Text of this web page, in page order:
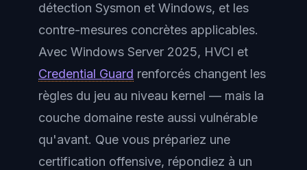
détection Sysmon et Windows, et les
contre-mesures concrètes applicables.
Avec Windows Server 2025, HVCI et
Credential Guard renforcés changent les
règles du jeu au niveau kernel — mais la
couche domaine reste aussi vulnérable
qu'avant. Que vous prépariez une
certification offensive, répondiez à un